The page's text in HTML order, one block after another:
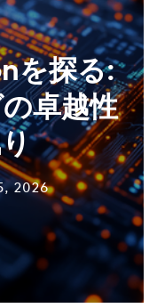
を探る:
卓越性
2026